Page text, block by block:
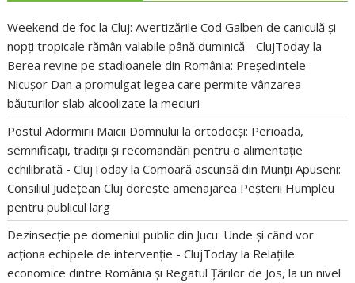
Weekend de foc la Cluj: Avertizările Cod Galben de caniculă și
nopți tropicale rămân valabile până duminică - ClujToday la
Berea revine pe stadioanele din România: Președintele
Nicușor Dan a promulgat legea care permite vânzarea
băuturilor slab alcoolizate la meciuri
Postul Adormirii Maicii Domnului la ortodocși: Perioada,
semnificații, tradiții și recomandări pentru o alimentație
echilibrată - ClujToday laComoară ascunsă din Munții Apuseni:
Consiliul Județean Cluj dorește amenajarea Peșterii Humpleu
pentru publicul larg
Dezinsecție pe domeniul public din Jucu: Unde și când vor
acționa echipele de intervenție - ClujToday la Relațiile
economice dintre România și Regatul Țărilor de Jos, la un nivel